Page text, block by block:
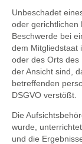
Unbeschadet
oder gerichtlichen
Beschwerde bei
dem Mitgliedstaat
oder des Orts des
der Ansicht sind,
betreffenden
DSGVO verstößt.
Die
wurde,
und die